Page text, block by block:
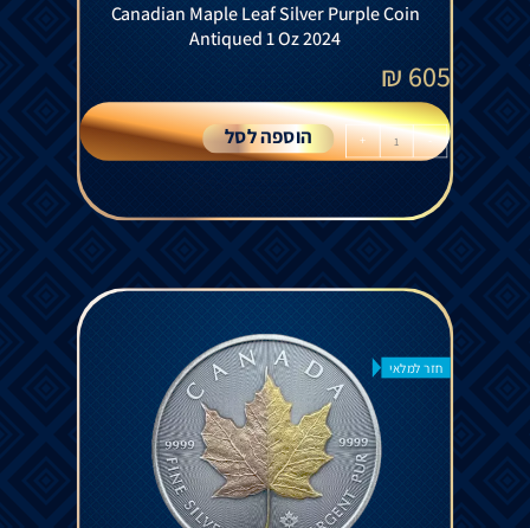
Canadian Maple Leaf Silver Purple Coin
Antiqued 1 Oz 2024
605
₪
-
+ הוספה לסל
חזר למלאי